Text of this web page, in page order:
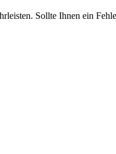
Sollte Ihnen ein